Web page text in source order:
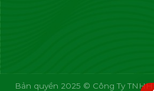
Bản quyền 2025 © Công Ty